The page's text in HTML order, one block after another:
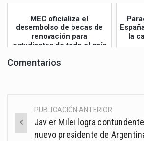
MEC oficializa el
desembolso de becas de
renovación para
estudiantes de todo el país
la
Comentarios
Post
navigation
PUBLICACIÓN ANTERIOR
Javier Milei logra
nuevo presidente de